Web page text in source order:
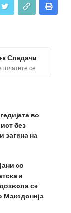
Следачи
се
во
без
загина на
со
и
се
Македонија